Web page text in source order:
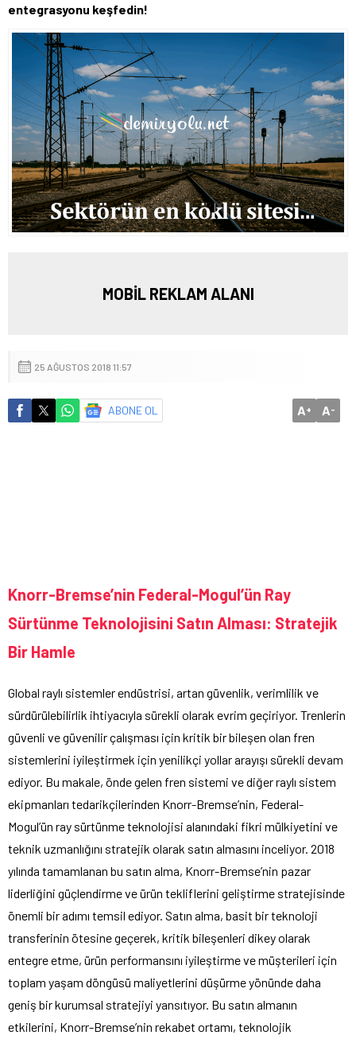
entegrasyonu keşfedin!
MOBİL REKLAM ALANI
25 AĞUSTOS 2018 11:57
ABONE OL A+ A-
Knorr-Bremse’nin Federal-Mogul’ün Ray
Sürtünme Teknolojisini Satın Alması: Stratejik
Bir Hamle
Global raylı sistemler endüstrisi, artan güvenlik, verimlilik ve
sürdürülebilirlik ihtiyacıyla sürekli olarak evrim geçiriyor. Trenlerin
güvenli ve güvenilir çalışması için kritik bir bileşen olan fren
sistemlerini iyileştirmek için yenilikçi yollar arayışı sürekli devam
ediyor. Bu makale, önde gelen fren sistemi ve diğer raylı sistem
ekipmanları tedarikçilerinden Knorr-Bremse’nin, Federal-
Mogul’ün ray sürtünme teknolojisi alanındaki fikri mülkiyetini ve
teknik uzmanlığını stratejik olarak satın almasını inceliyor. 2018
yılında tamamlanan bu satın alma, Knorr-Bremse’nin pazar
liderliğini güçlendirme ve ürün tekliflerini geliştirme stratejisinde
önemli bir adımı temsil ediyor. Satın alma, basit bir teknoloji
transferinin ötesine geçerek, kritik bileşenleri dikey olarak
entegre etme, ürün performansını iyileştirme ve müşterileri için
toplam yaşam döngüsü maliyetlerini düşürme yönünde daha
geniş bir kurumsal stratejiyi yansıtıyor. Bu satın almanın
etkilerini, Knorr-Bremse’nin rekabet ortamı, teknolojik